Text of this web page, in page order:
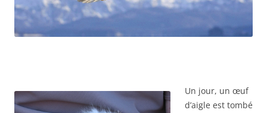
Un jour, un œuf
d’aigle est tombé